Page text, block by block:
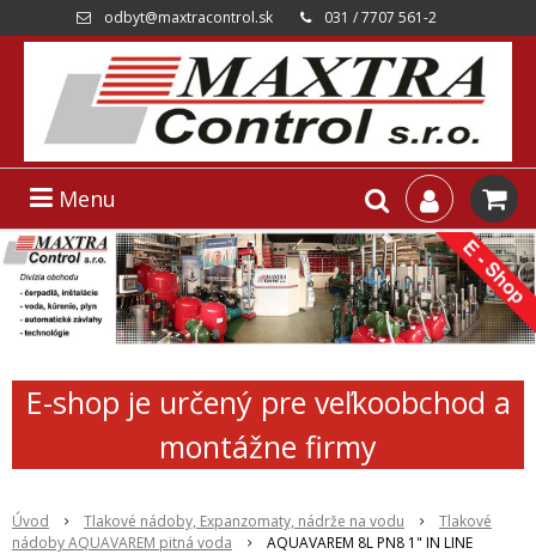
odbyt@maxtracontrol.sk 031 / 7707 561-2
Menu
E-shop je určený pre veľkoobchod a
montážne firmy
Úvod Tlakové nádoby, Expanzomaty, nádrže na vodu
Tlakové
nádoby AQUAVAREM pitná voda
AQUAVAREM 8L PN8 1" IN LINE